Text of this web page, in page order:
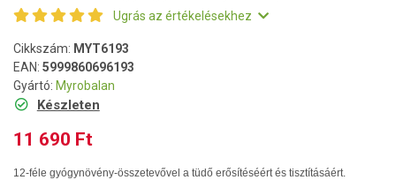
Ugrás az értékelésekhez
Cikkszám: MYT6193
EAN: 5999860696193
Gyártó: Myrobalan
Készleten
11 690 Ft
12-féle gyógynövény-összetevővel a tüdő erősítéséért és tisztításáért.